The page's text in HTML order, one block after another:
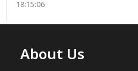
18:15:06
About Us